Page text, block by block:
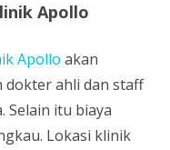
Apollo
Apollo akan
dokter ahli dan staff
Selain itu biaya
Lokasi klinik